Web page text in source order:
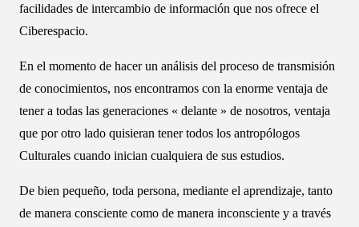
facilidades de intercambio de información que nos ofrece el
Ciberespacio.
En el momento de hacer un análisis del proceso de transmisión
de conocimientos, nos encontramos con la enorme ventaja de
tener a todas las generaciones « delante » de nosotros, ventaja
que por otro lado quisieran tener todos los antropólogos
Culturales cuando inician cualquiera de sus estudios.
De bien pequeño, toda persona, mediante el aprendizaje, tanto
de manera consciente como de manera inconsciente y a través